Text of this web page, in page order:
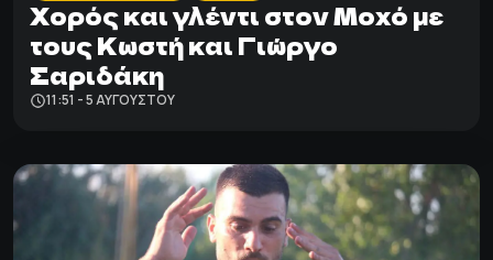
Χορός και γλέντι στον Μοχό με
τους Κωστή και Γιώργο
Σαριδάκη
11:51 - 5 ΑΥΓΟΎΣΤΟΥ